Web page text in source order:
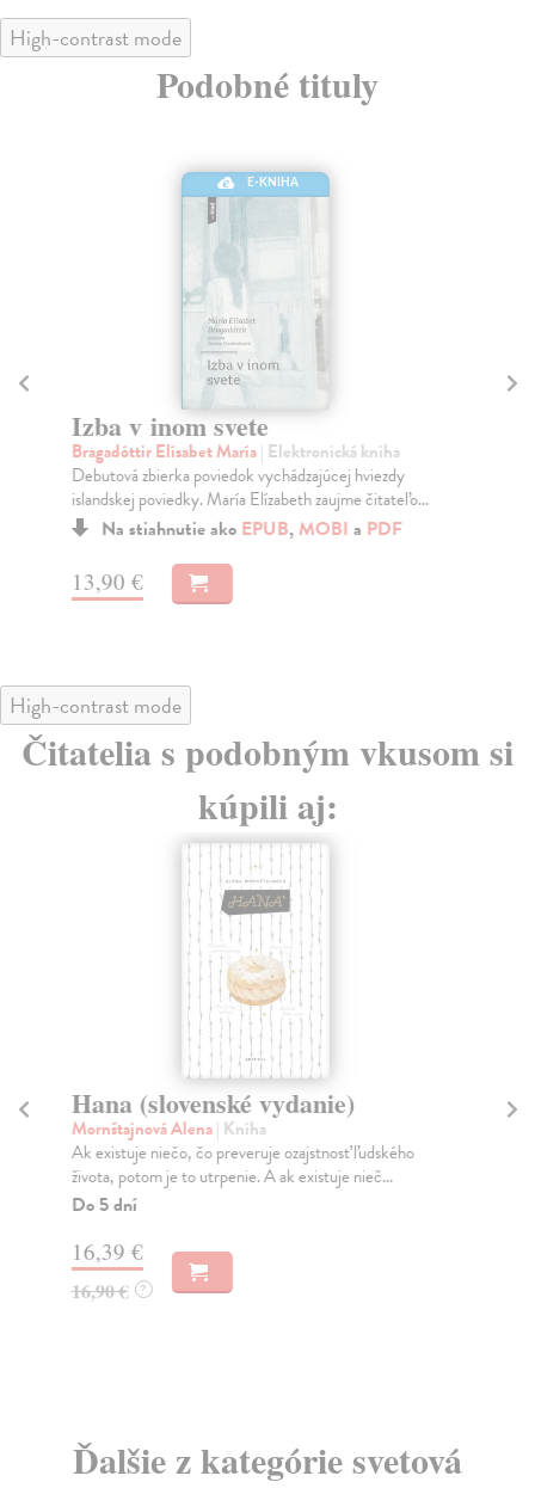
High-contrast mode
Podobné tituly
E-KNIHA
Izba v inom svete
Bragadóttir Elísabet María| Elektronická kniha
Debutová zbierka poviedok vychádzajúcej hviezdy
islandskej poviedky. María Elízabeth zaujme čitateľo...
Na stiahnutie ako EPUB,MOBI a PDF
13,90 €
High-contrast mode
Čitatelia s podobným vkusom si
kúpili aj:
Hana (slovenské vydanie)
Mornštajnová Alena| Kniha
Ak existuje niečo, čo preveruje ozajstnosť ľudského
života, potom je to utrpenie. A ak existuje nieč...
Do 5 dní
16,39 €
16,90 € ?
Ďalšie z kategórie svetová